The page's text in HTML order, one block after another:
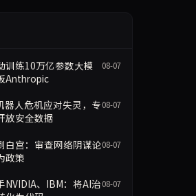
训练10万亿参数大模
Anthropic
08-07
器人危机应对失灵，专
放安全数据
08-07
白宫：审查网络阴谋论
政策
08-07
NVIDIA、IBM：将AI治08-07